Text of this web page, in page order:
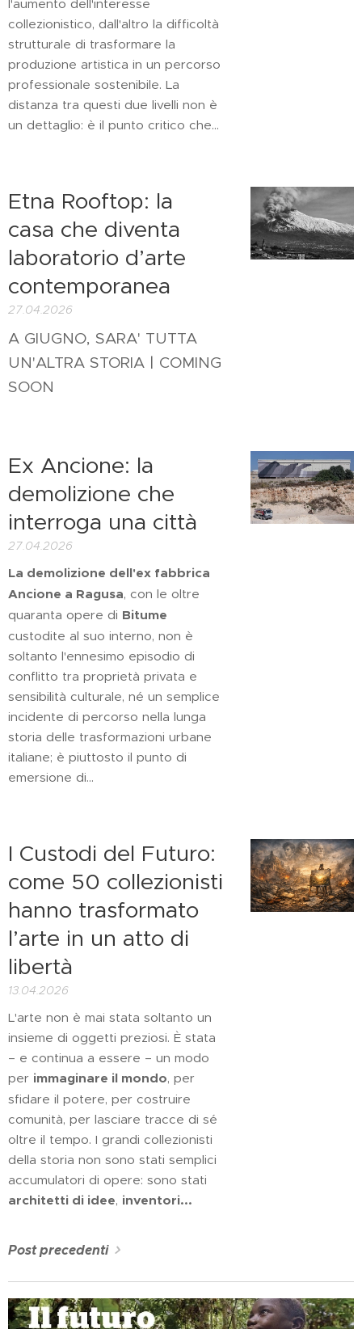
l'aumento dell'interesse
collezionistico, dall'altro la difficoltà
strutturale di trasformare la
produzione artistica in un percorso
professionale sostenibile. La
distanza tra questi due livelli non è
un dettaglio: è il punto critico che...
Etna Rooftop: la
casa che diventa
laboratorio d’arte
contemporanea
27.04.2026
A GIUGNO, SARA' TUTTA
UN'ALTRA STORIA | COMING
SOON
Ex Ancione: la
demolizione che
interroga una città
27.04.2026
La demolizione dell'ex fabbrica
Ancione a Ragusa, con le oltre
quaranta opere di Bitume
custodite al suo interno, non è
soltanto l'ennesimo episodio di
conflitto tra proprietà privata e
sensibilità culturale, né un semplice
incidente di percorso nella lunga
storia delle trasformazioni urbane
italiane; è piuttosto il punto di
emersione di...
I Custodi del Futuro:
come 50 collezionisti
hanno trasformato
l’arte in un atto di
libertà
13.04.2026
L'arte non è mai stata soltanto un
insieme di oggetti preziosi. È stata
– e continua a essere – un modo
per immaginare il mondo, per
sfidare il potere, per costruire
comunità, per lasciare tracce di sé
oltre il tempo. I grandi collezionisti
della storia non sono stati semplici
accumulatori di opere: sono stati
architetti di idee, inventori...
Post precedenti